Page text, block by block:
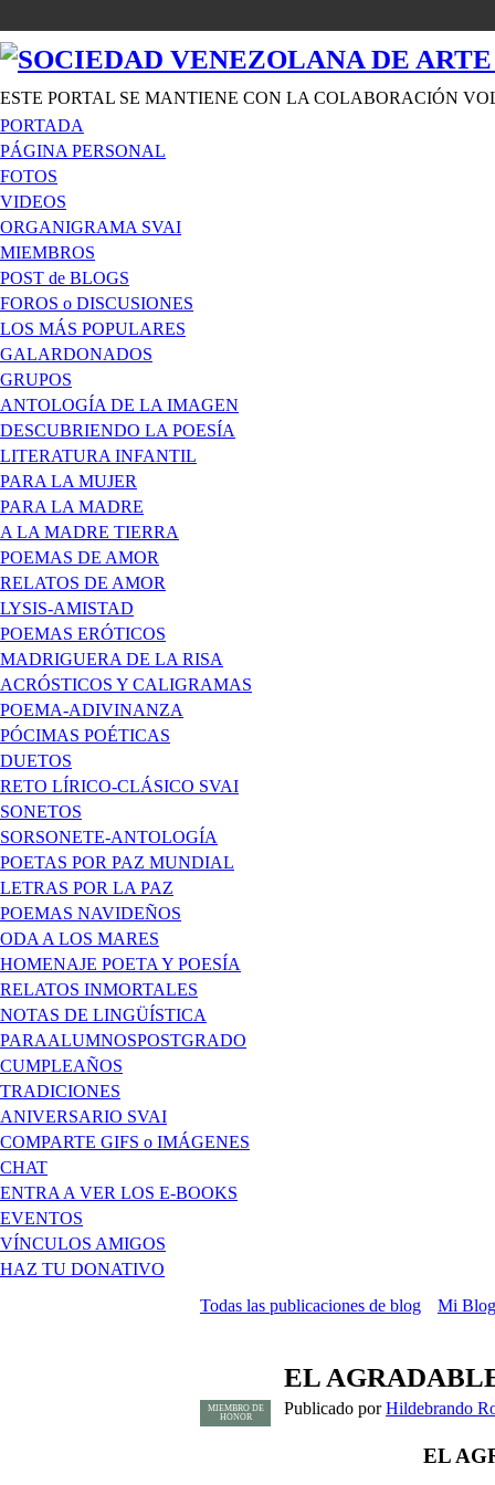
ESTE PORTAL SE MANTIENE CON LA COLABORACIÓN
PORTADA
PÁGINA PERSONAL
FOTOS
VIDEOS
ORGANIGRAMA SVAI
MIEMBROS
POST de BLOGS
FOROS o DISCUSIONES
LOS MÁS POPULARES
GALARDONADOS
GRUPOS
ANTOLOGÍA DE LA IMAGEN
DESCUBRIENDO LA POESÍA
LITERATURA INFANTIL
PARA LA MUJER
PARA LA MADRE
A LA MADRE TIERRA
POEMAS DE AMOR
RELATOS DE AMOR
LYSIS-AMISTAD
POEMAS ERÓTICOS
MADRIGUERA DE LA RISA
ACRÓSTICOS Y CALIGRAMAS
POEMA-ADIVINANZA
PÓCIMAS POÉTICAS
DUETOS
RETO LÍRICO-CLÁSICO SVAI
SONETOS
SORSONETE-ANTOLOGÍA
POETAS POR PAZ MUNDIAL
LETRAS POR LA PAZ
POEMAS NAVIDEÑOS
ODA A LOS MARES
HOMENAJE POETA Y POESÍA
RELATOS INMORTALES
NOTAS DE LINGÜÍSTICA
PARAALUMNOSPOSTGRADO
CUMPLEAÑOS
TRADICIONES
ANIVERSARIO SVAI
COMPARTE GIFS o IMÁGENES
CHAT
ENTRA A VER LOS E-BOOKS
EVENTOS
VÍNCULOS AMIGOS
HAZ TU DONATIVO
Todas las publicaciones de blog
Mi Blog
MIEMBRO DE
HONOR
EL
Publicado porHildebrando
EL